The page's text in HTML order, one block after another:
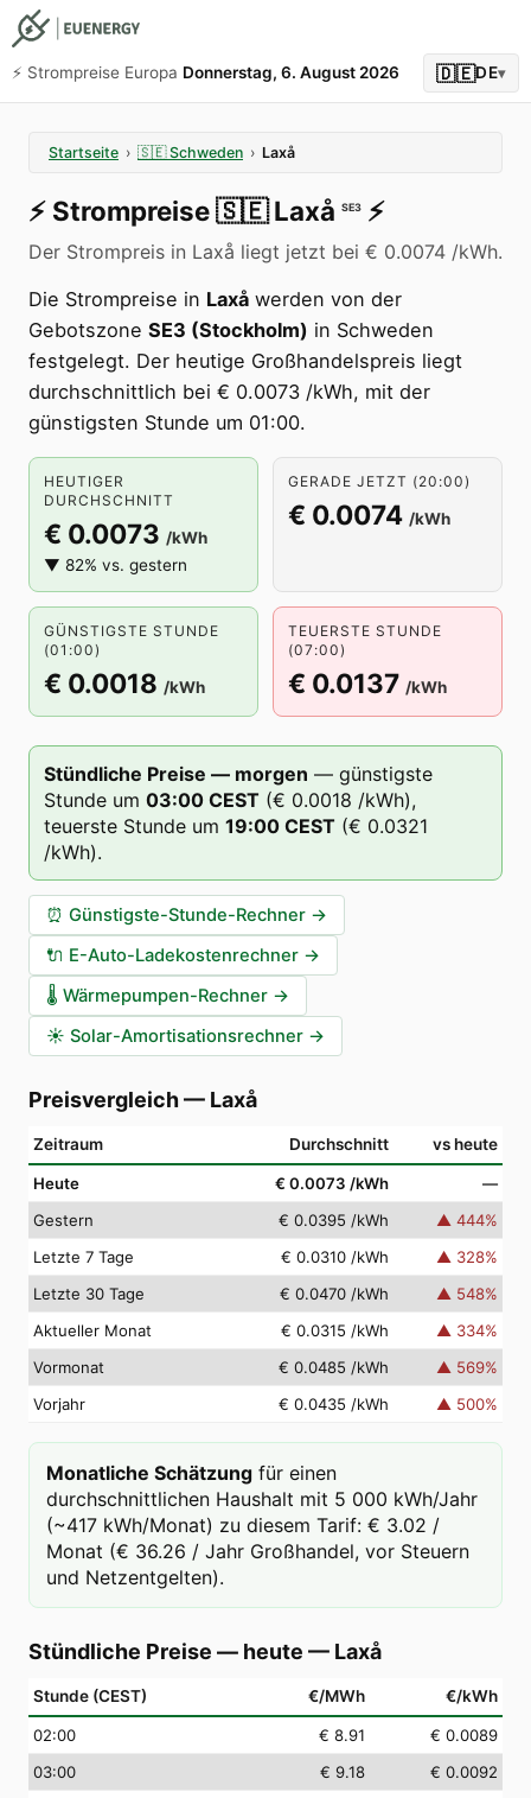
⚡️ Strompreise Europa Donnerstag, 6. August 2026 🇩🇪DE▾
Startseite › 🇸🇪 Schweden › Laxå
⚡️ Strompreise🇸🇪 Laxå SE3 ⚡️
Der Strompreis in Laxå liegt jetzt bei € 0.0074 /kWh.
Die Strompreise in Laxå werden von der
Gebotszone SE3 (Stockholm) in Schweden
festgelegt. Der heutige Großhandelspreis liegt
durchschnittlich bei € 0.0073 /kWh, mit der
günstigsten Stunde um 01:00.
HEUTIGER
DURCHSCHNITT
€ 0.0073 /kWh
▼ 82% vs. gestern
GERADE JETZT (20:00)
€ 0.0074 /kWh
GÜNSTIGSTE STUNDE
(01:00)
€ 0.0018 /kWh
TEUERSTE STUNDE
(07:00)
€ 0.0137 /kWh
Stündliche Preise — morgen — günstigste
Stunde um 03:00 CEST (€ 0.0018 /kWh),
teuerste Stunde um 19:00 CEST (€ 0.0321
/kWh).
⏰ Günstigste-Stunde-Rechner →
🔌 E-Auto-Ladekostenrechner →
🌡️ Wärmepumpen-Rechner →
☀️ Solar-Amortisationsrechner →
Preisvergleich— Laxå
Zeitraum Durchschnitt vs heute
Heute € 0.0073 /kWh
—
Gestern
€ 0.0395 /kWh ▲ 444%
Letzte 7 Tage
€ 0.0310 /kWh ▲ 328%
Letzte 30 Tage
€ 0.0470 /kWh ▲ 548%
Aktueller Monat
€ 0.0315 /kWh ▲ 334%
Vormonat
€ 0.0485 /kWh ▲ 569%
Vorjahr
€ 0.0435 /kWh ▲ 500%
Monatliche Schätzung für einen
durchschnittlichen Haushalt mit 5 000 kWh/Jahr
(~417 kWh/Monat) zu diesem Tarif: € 3.02 /
Monat (€ 36.26 / Jahr Großhandel, vor Steuern
und Netzentgelten).
Stündliche Preise — heute — Laxå
Stunde (CEST) €/MWh €/kWh
02:00 € 8.91
€ 0.0089
03:00 € 9.18
€ 0.0092